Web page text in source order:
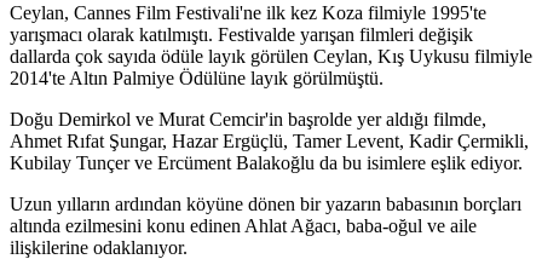
Ceylan, Cannes Film Festivali'ne ilk kez Koza filmiyle 1995'te
yarışmacı olarak katılmıştı. Festivalde yarışan filmleri değişik
dallarda çok sayıda ödüle layık görülen Ceylan, Kış Uykusu filmiyle
2014'te Altın Palmiye Ödülüne layık görülmüştü.
Doğu Demirkol ve Murat Cemcir'in başrolde yer aldığı filmde,
Ahmet Rıfat Şungar, Hazar Ergüçlü, Tamer Levent, Kadir Çermikli,
Kubilay Tunçer ve Ercüment Balakoğlu da bu isimlere eşlik ediyor.
Uzun yılların ardından köyüne dönen bir yazarın babasının borçları
altında ezilmesini konu edinen Ahlat Ağacı, baba-oğul ve aile
ilişkilerine odaklanıyor.